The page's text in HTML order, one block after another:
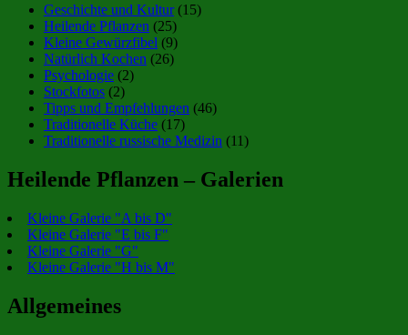
Geschichte und Kultur(15)
Heilende Pflanzen (25)
Kleine Gewürzfibel (9)
Natürlich Kochen (26)
Psychologie (2)
Stockfotos (2)
Tipps und Empfehlungen (46)
Traditionelle Küche (17)
Traditionelle russische Medizin (11)
Heilende Pflanzen – Galerien
Kleine Galerie "A bis D"
Kleine Galerie "E bis F"
Kleine Galerie "G"
Kleine Galerie "H bis M"
Allgemeines